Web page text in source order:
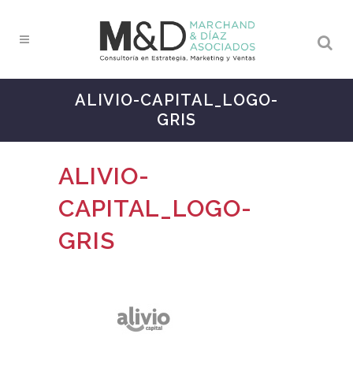
ALIVIO-CAPITAL_LOGO-
GRIS
ALIVIO-
CAPITAL_LOGO-
GRIS